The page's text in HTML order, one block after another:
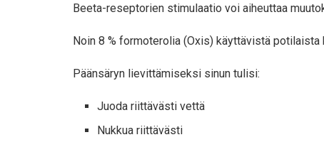
Beeta-reseptorien stimulaatio voi aiheuttaa
Noin 8 % formoterolia (Oxis) käyttävistä potilaista
Päänsäryn lievittämiseksi sinun tulisi:
Juoda riittävästi vettä
Nukkua riittävästi